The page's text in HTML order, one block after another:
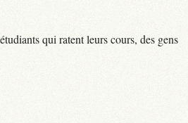
qui ratent leurs cours, des gens